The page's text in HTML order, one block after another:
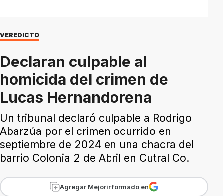
VEREDICTO
Declaran culpable al
homicida del crimen de
Lucas Hernandorena
Un tribunal declaró culpable a Rodrigo
Abarzúa por el crimen ocurrido en
septiembre de 2024 en una chacra del
barrio Colonia 2 de Abril en Cutral Co.
Agregar Mejorinformado en